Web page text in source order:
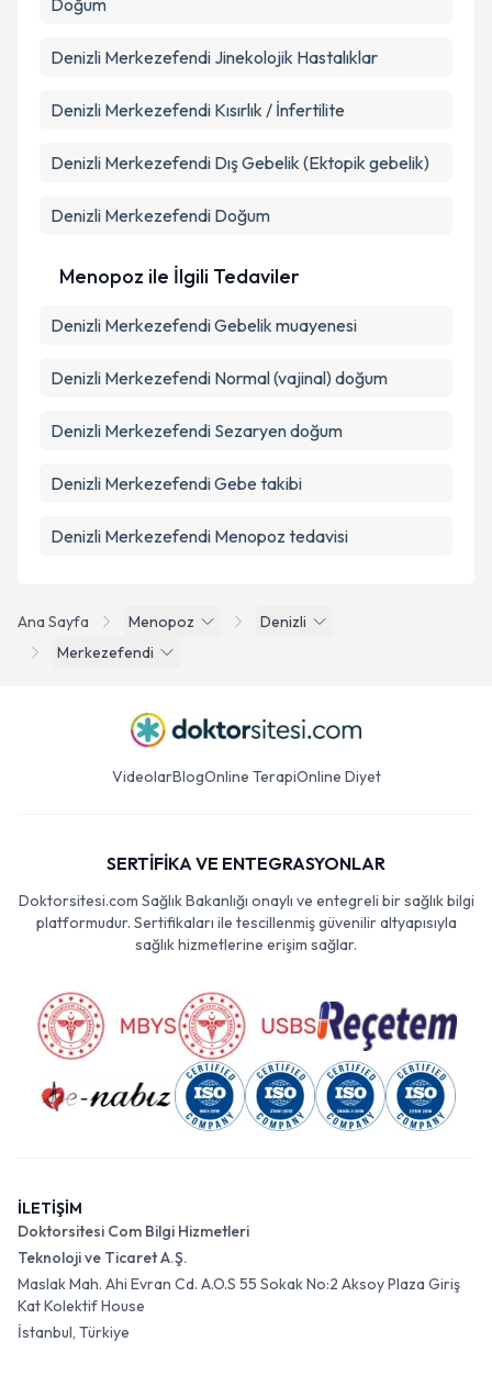
Ana Sayfa Menopoz
Denizli
Merkezefendi
Doğum
Denizli Merkezefendi Jinekolojik Hastalıklar
Denizli Merkezefendi Kısırlık / İnfertilite
Denizli Merkezefendi Dış Gebelik (Ektopik gebelik)
Denizli Merkezefendi Doğum
Menopoz ile İlgili Tedaviler
Denizli Merkezefendi Gebelik muayenesi
Denizli Merkezefendi Normal (vajinal) doğum
Denizli Merkezefendi Sezaryen doğum
Denizli Merkezefendi Gebe takibi
Denizli Merkezefendi Menopoz tedavisi
VideolarBlogOnline TerapiOnline Diyet
SERTİFİKA VE ENTEGRASYONLAR
Doktorsitesi.com Sağlık Bakanlığı onaylı ve entegreli bir sağlık bilgi
platformudur. Sertifikaları ile tescillenmiş güvenilir altyapısıyla
sağlık hizmetlerine erişim sağlar.
İLETİŞİM
Doktorsitesi Com Bilgi Hizmetleri
Teknoloji ve Ticaret A.Ş.
Maslak Mah. Ahi Evran Cd. A.O.S 55 Sokak No:2 Aksoy Plaza Giriş
Kat Kolektif House
İstanbul, Türkiye